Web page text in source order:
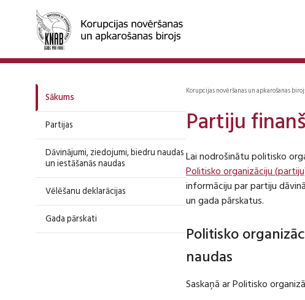
Sākums
Partijas
Dāvinājumi, ziedojumi, biedru naudas
un iestāšanās naudas
Vēlēšanu deklarācijas
Gada pārskati
Korupcijas novēršanas un apkarošanas
Partiju
Lai nodrošinātu politisko
Politisko organizāciju
informāciju par partiju
un gada pārskatus.
Politisko
naudas
Saskaņā ar Politisko